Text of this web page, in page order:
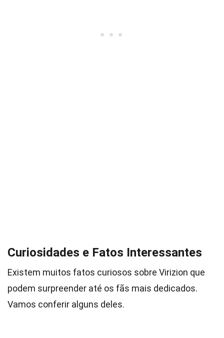
Curiosidades e Fatos Interessantes
Existem muitos fatos curiosos sobre Virizion que
podem surpreender até os fãs mais dedicados.
Vamos conferir alguns deles.